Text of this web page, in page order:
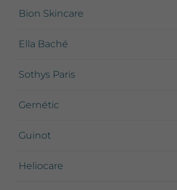
Bion Skincare
Ella Baché
Sothys Paris
Gernétic
Guinot
Heliocare